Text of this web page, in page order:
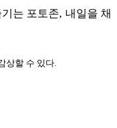
는 포토존, 내일을 채
상할 수 있다.